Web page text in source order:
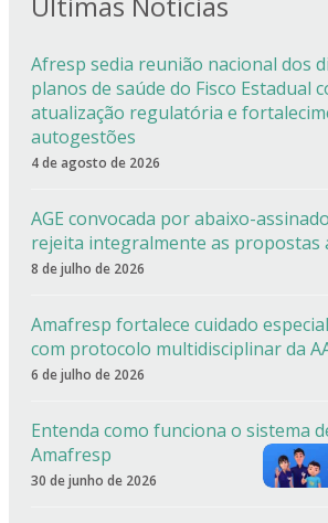
Afresp sedia reunião nacional dos
planos de saúde do Fisco Estadual
atualização regulatória e
autogestões
4 de agosto de 2026
AGE convocada por abaixo-
rejeita integralmente as propostas
8 de julho de 2026
Amafresp fortalece cuidado
com protocolo multidisciplinar da
6 de julho de 2026
Entenda como funciona o sistema
Amafresp
30 de junho de 2026